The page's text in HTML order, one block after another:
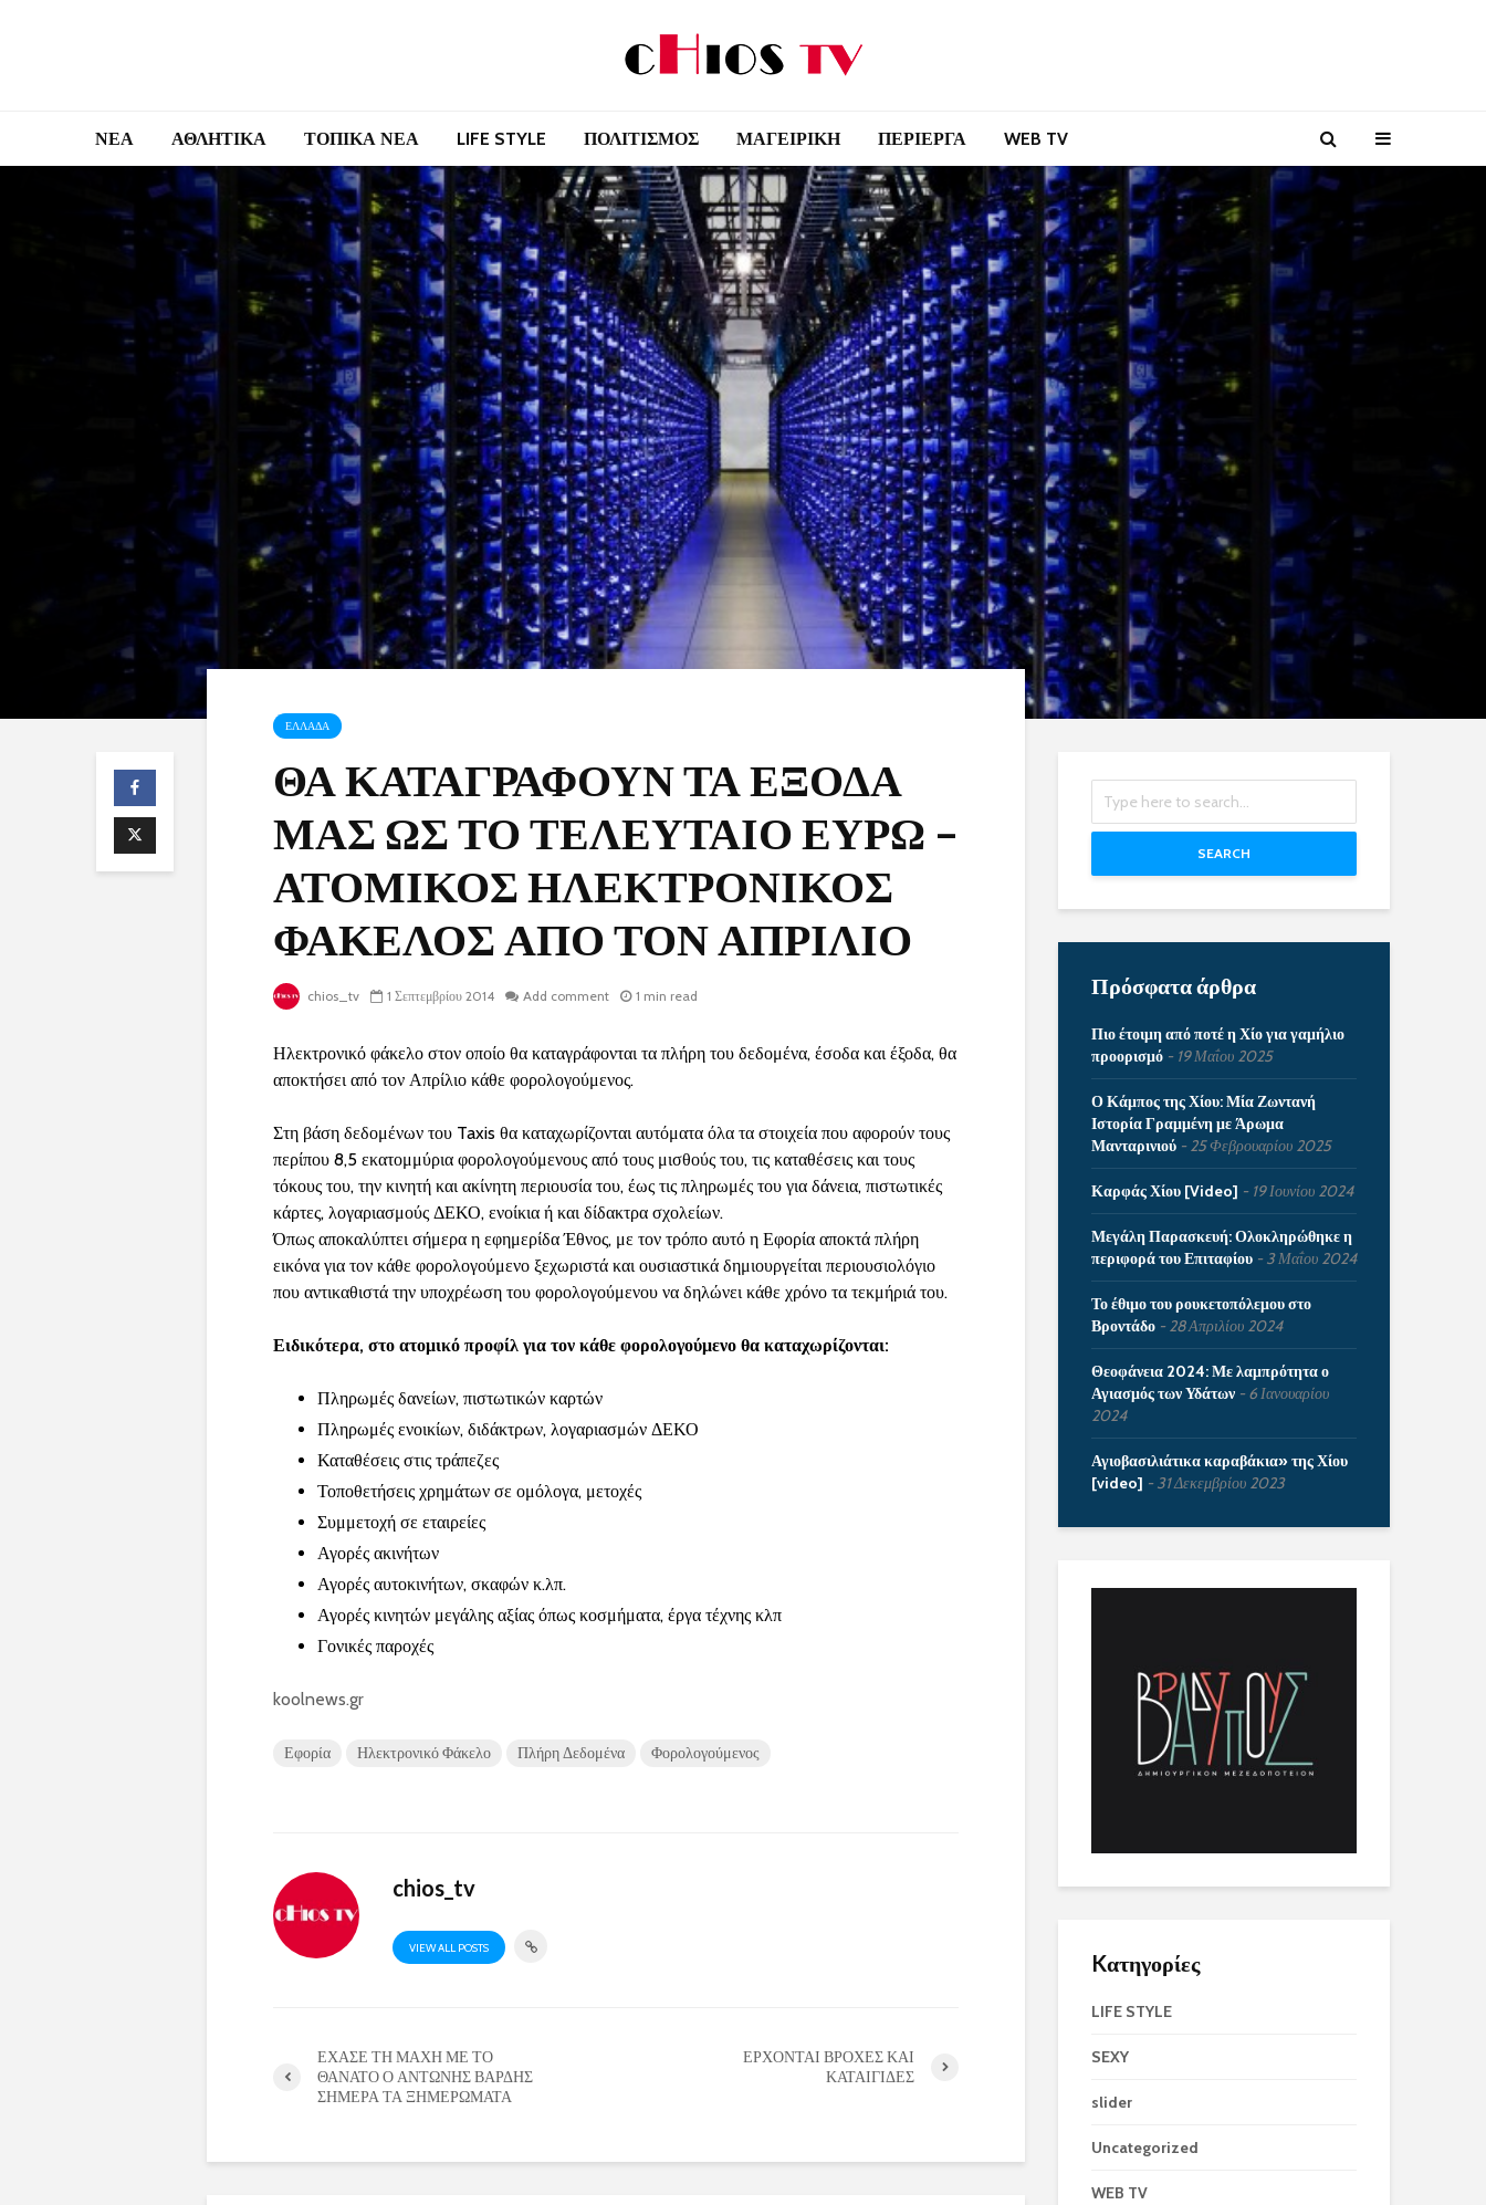
ΝΕΑ ΑΘΛΗΤΙΚΑ ΤΟΠΙΚΑ ΝΕΑ LIFE STYLE ΠΟΛΙΤΙΣΜΟΣ ΜΑΓΕΙΡΙΚΗ ΠΕΡΙΕΡΓΑ WEB TV
ΕΛΛΑΔΑ
ΘΑ ΚΑΤΑΓΡΑΦΟΥΝ ΤΑ ΕΞΟΔΑ
ΜΑΣ ΩΣ ΤΟ ΤΕΛΕΥΤΑΙΟ ΕΥΡΩ –
ΑΤΟΜΙΚΟΣ ΗΛΕΚΤΡΟΝΙΚΟΣ
ΦΑΚΕΛΟΣ ΑΠΟ ΤΟΝ ΑΠΡΙΛΙΟ
chios_tv 1 Σεπτεμβρίου 2014 Add comment 1 min read
Ηλεκτρονικό φάκελο στον οποίο θα καταγράφονται τα πλήρη του δεδομένα, έσοδα και έξοδα, θα
αποκτήσει από τον Απρίλιο κάθε φορολογούμενος.
Στη βάση δεδομένων του Taxis θα καταχωρίζονται αυτόματα όλα τα στοιχεία που αφορούν τους
περίπου 8,5 εκατομμύρια φορολογούμενους από τους μισθούς του, τις καταθέσεις και τους
τόκους του, την κινητή και ακίνητη περιουσία του, έως τις πληρωμές του για δάνεια, πιστωτικές
κάρτες, λογαριασμούς ΔΕΚΟ, ενοίκια ή και δίδακτρα σχολείων.
Όπως αποκαλύπτει σήμερα η εφημερίδα Έθνος, με τον τρόπο αυτό η Εφορία αποκτά πλήρη
εικόνα για τον κάθε φορολογούμενο ξεχωριστά και ουσιαστικά δημιουργείται περιουσιολόγιο
που αντικαθιστά την υποχρέωση του φορολογούμενου να δηλώνει κάθε χρόνο τα τεκμήριά του.
Ειδικότερα, στο ατομικό προφίλ για τον κάθε φορολογούμενο θα καταχωρίζονται:
Πληρωμές δανείων, πιστωτικών καρτών
Πληρωμές ενοικίων, διδάκτρων, λογαριασμών ΔΕΚΟ
Καταθέσεις στις τράπεζες
Τοποθετήσεις χρημάτων σε ομόλογα, μετοχές
Συμμετοχή σε εταιρείες
Αγορές ακινήτων
Αγορές αυτοκινήτων, σκαφών κ.λπ.
Αγορές κινητών μεγάλης αξίας όπως κοσμήματα, έργα τέχνης κλπ
Γονικές παροχές
koolnews.gr
Εφορία Ηλεκτρονικό Φάκελο Πλήρη Δεδομένα Φορολογούμενος
chios_tv
VIEW ALL POSTS
ΕΧΑΣΕ ΤΗ ΜΑΧΗ ΜΕ ΤΟ
ΘΑΝΑΤΟ Ο ΑΝΤΩΝΗΣ ΒΑΡΔΗΣ
ΣΗΜΕΡΑ ΤΑ ΞΗΜΕΡΩΜΑΤΑ
ΕΡΧΟΝΤΑΙ ΒΡΟΧΕΣ ΚΑΙ
ΚΑΤΑΙΓΙΔΕΣ
SEARCH
Πρόσφατα άρθρα
Πιο έτοιμη από ποτέ η Χίο για γαμήλιο
προορισμό
19 Μαΐου 2025
Ο Κάμπος της Χίου: Μία Ζωντανή
Ιστορία Γραμμένη με Άρωμα
Μανταρινιού
25 Φεβρουαρίου 2025
Καρφάς Χίου [Video] 19 Ιουνίου 2024
Μεγάλη Παρασκευή: Ολοκληρώθηκε η
περιφορά του Επιταφίου
3 Μαΐου 2024
Το έθιμο του ρουκετοπόλεμου στο
Βροντάδο
28 Απριλίου 2024
Θεοφάνεια 2024: Με λαμπρότητα ο
Αγιασμός των Υδάτων
6 Ιανουαρίου
2024
Αγιοβασιλιάτικα καραβάκια» της Χίου
[video]
31 Δεκεμβρίου 2023
Kατηγορίες
LIFE STYLE
SEXY
slider
Uncategorized
WEB TV